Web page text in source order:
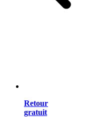
Retour
gratuit